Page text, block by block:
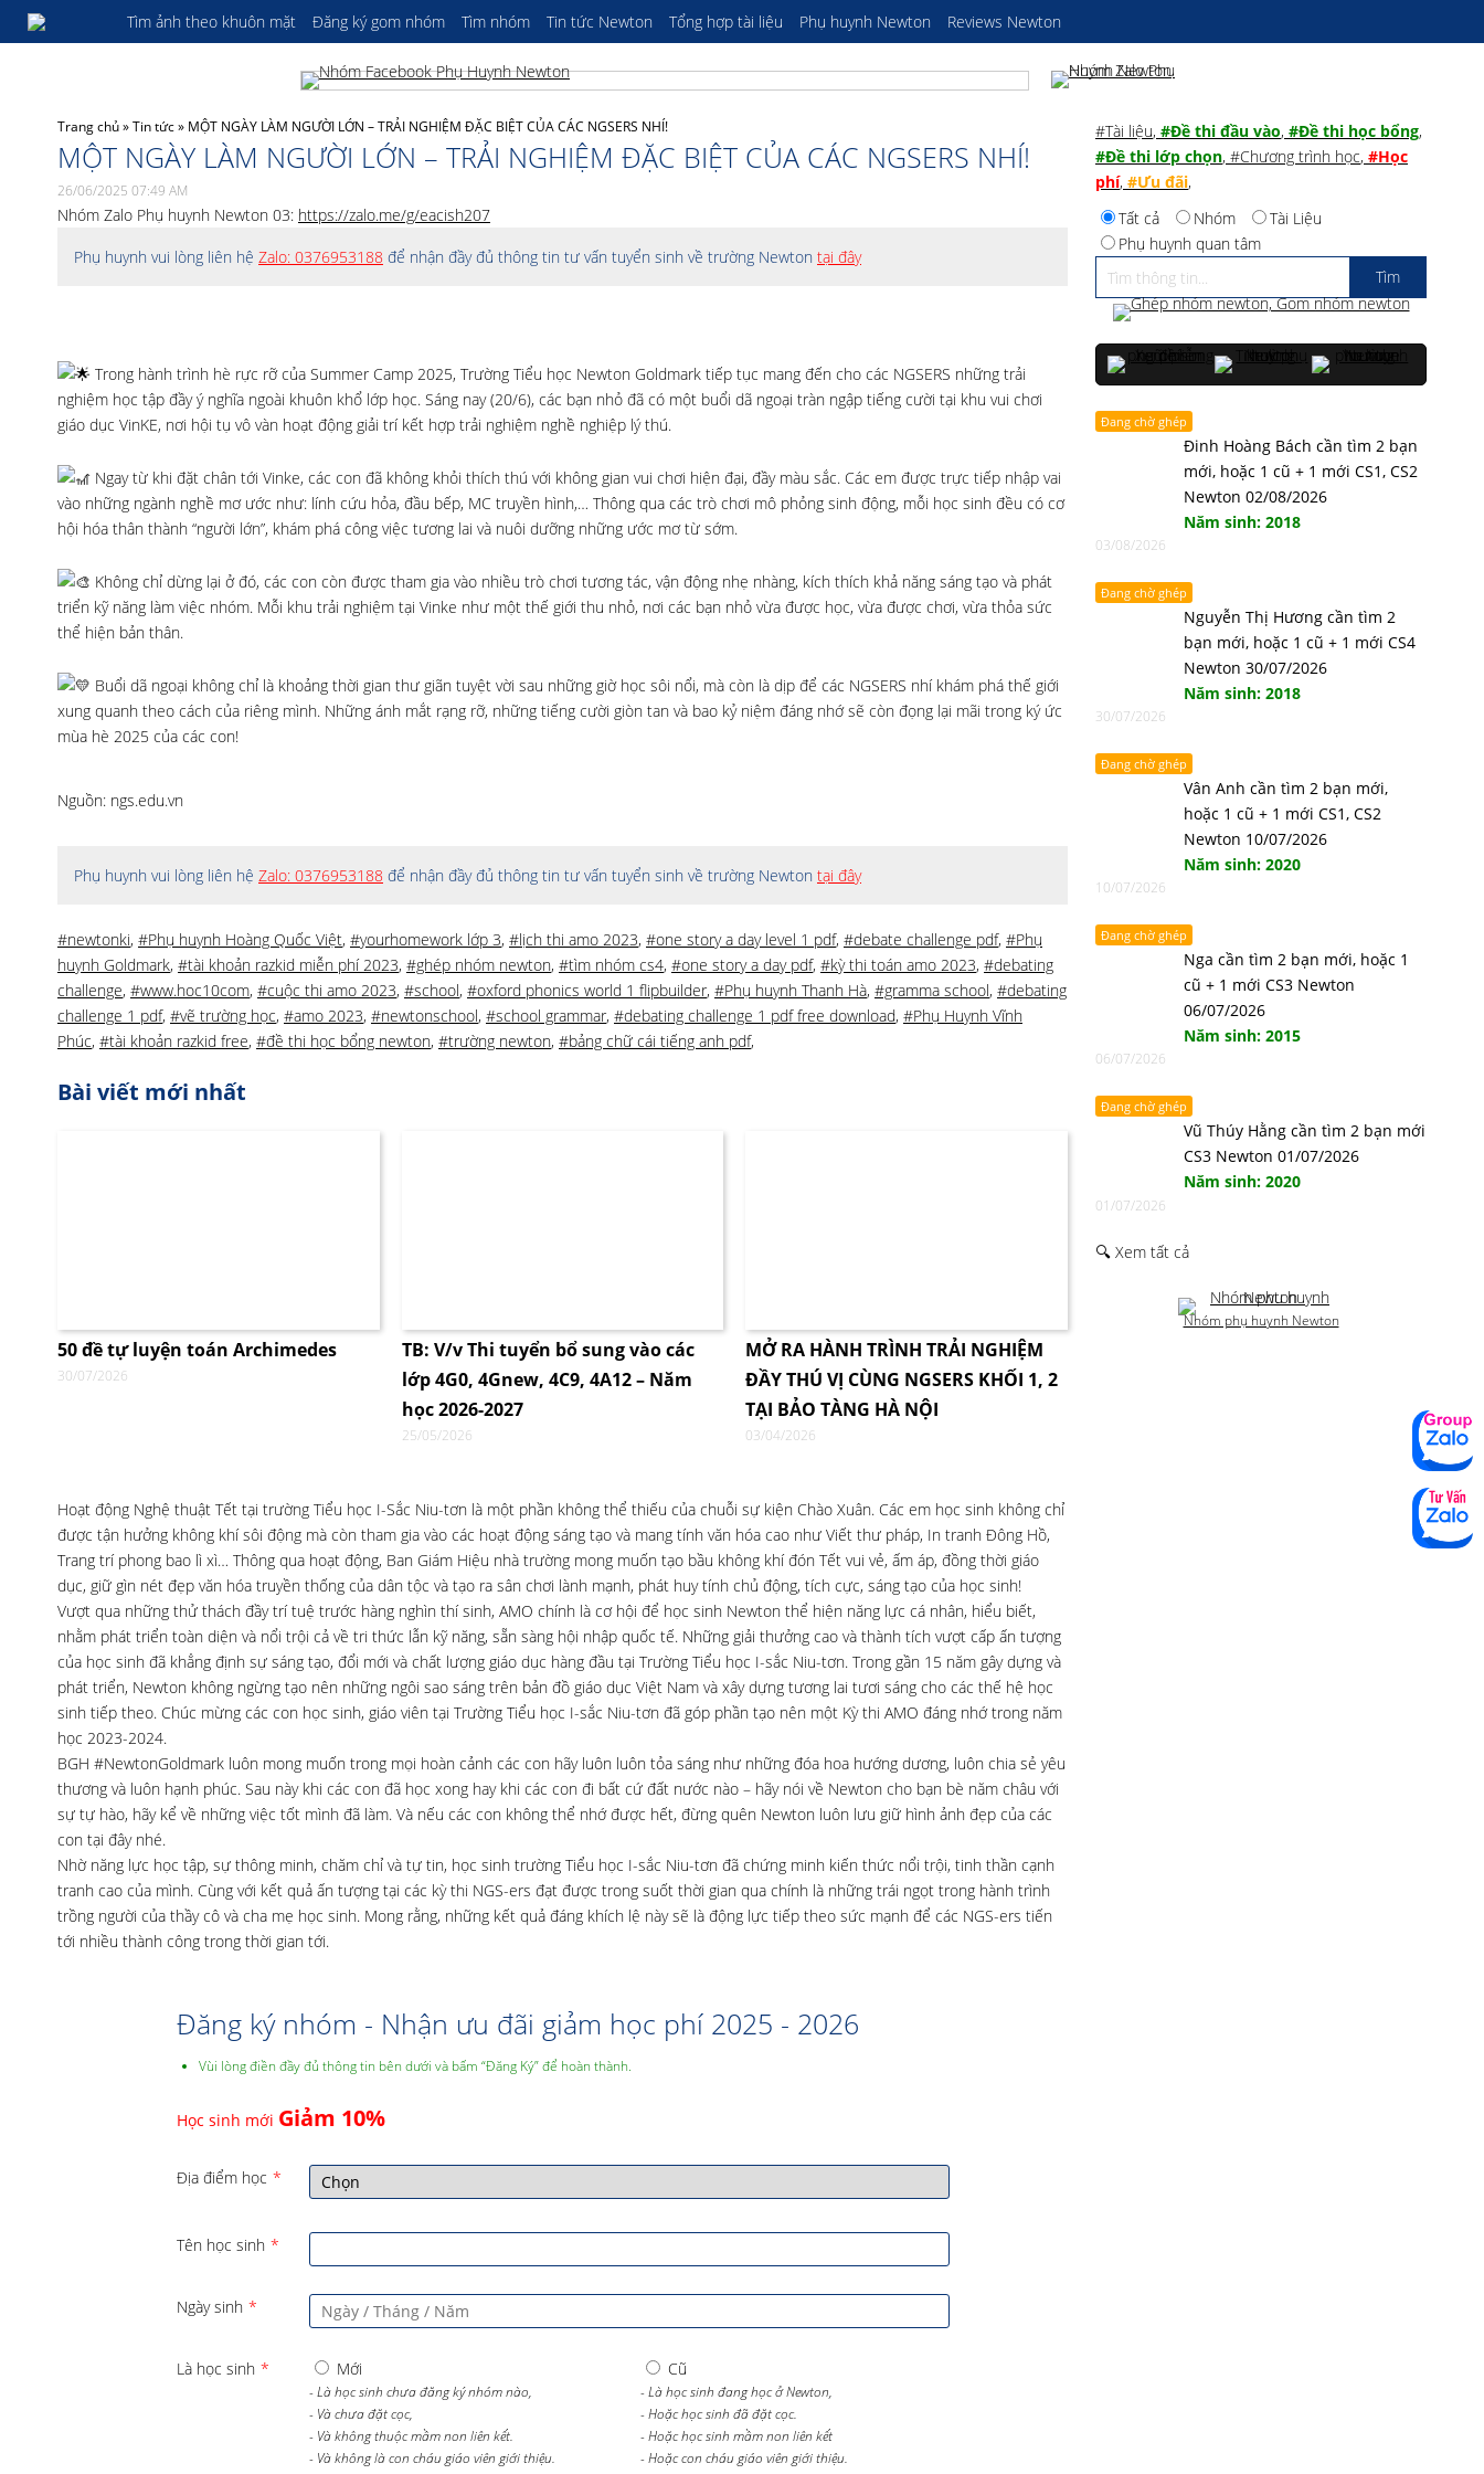
Tìm ảnh theo khuôn mặt Đăng ký gom nhóm Tìm nhóm Tin tức Newton Tổng hợp tài liệu Phụ huynh Newton Reviews Newton
Trang chủ»Tin tức» MỘT NGÀY LÀM NGƯỜI LỚN – TRẢI NGHIỆM ĐẶC BIỆT CỦA CÁC NGSERS NHÍ!
MỘT NGÀY LÀM NGƯỜI LỚN – TRẢI NGHIỆM ĐẶC BIỆT CỦA CÁC NGSERS NHÍ!
26/06/2025 07:49 AM
Nhóm Zalo Phụ huynh Newton 03: https://zalo.me/g/eacish207
Phụ huynh vui lòng liên hệ Zalo: 0376953188 để nhận đầy đủ thông tin tư vấn tuyển sinh về trường Newton tại đây
Trong hành trình hè rực rỡ của Summer Camp 2025, Trường Tiểu học Newton Goldmark tiếp tục mang đến cho các NGSERS những trải
nghiệm học tập đầy ý nghĩa ngoài khuôn khổ lớp học. Sáng nay (20/6), các bạn nhỏ đã có một buổi dã ngoại tràn ngập tiếng cười tại khu vui chơi
giáo dục VinKE, nơi hội tụ vô vàn hoạt động giải trí kết hợp trải nghiệm nghề nghiệp lý thú.
Ngay từ khi đặt chân tới Vinke, các con đã không khỏi thích thú với không gian vui chơi hiện đại, đầy màu sắc. Các em được trực tiếp nhập vai
vào những ngành nghề mơ ước như: lính cứu hỏa, đầu bếp, MC truyền hình,… Thông qua các trò chơi mô phỏng sinh động, mỗi học sinh đều có cơ
hội hóa thân thành “người lớn”, khám phá công việc tương lai và nuôi dưỡng những ước mơ từ sớm.
Không chỉ dừng lại ở đó, các con còn được tham gia vào nhiều trò chơi tương tác, vận động nhẹ nhàng, kích thích khả năng sáng tạo và phát
triển kỹ năng làm việc nhóm. Mỗi khu trải nghiệm tại Vinke như một thế giới thu nhỏ, nơi các bạn nhỏ vừa được học, vừa được chơi, vừa thỏa sức
thể hiện bản thân.
Buổi dã ngoại không chỉ là khoảng thời gian thư giãn tuyệt vời sau những giờ học sôi nổi, mà còn là dịp để các NGSERS nhí khám phá thế giới
xung quanh theo cách của riêng mình. Những ánh mắt rạng rỡ, những tiếng cười giòn tan và bao kỷ niệm đáng nhớ sẽ còn đọng lại mãi trong ký ức
mùa hè 2025 của các con!
Nguồn: ngs.edu.vn
Phụ huynh vui lòng liên hệ Zalo: 0376953188 để nhận đầy đủ thông tin tư vấn tuyển sinh về trường Newton tại đây
#newtonki, #Phụ huynh Hoàng Quốc Việt, #yourhomework lớp 3, #lịch thi amo 2023, #one story a day level 1 pdf, #debate challenge pdf, #Phụ
huynh Goldmark, #tài khoản razkid miễn phí 2023, #ghép nhóm newton, #tìm nhóm cs4, #one story a day pdf, #kỳ thi toán amo 2023, #debating
challenge, #www.hoc10com, #cuộc thi amo 2023, #school, #oxford phonics world 1 flipbuilder, #Phụ huynh Thanh Hà, #gramma school, #debating
challenge 1 pdf, #vẽ trường học, #amo 2023, #newtonschool, #school grammar, #debating challenge 1 pdf free download, #Phụ Huynh Vĩnh
Phúc, #tài khoản razkid free, #đề thi học bổng newton, #trường newton, #bảng chữ cái tiếng anh pdf,
Bài viết mới nhất
50 đề tự luyện toán Archimedes
30/07/2026
TB: V/v Thi tuyển bổ sung vào các
lớp 4G0, 4Gnew, 4C9, 4A12 – Năm
học 2026-2027
25/05/2026
MỞ RA HÀNH TRÌNH TRẢI NGHIỆM
ĐẦY THÚ VỊ CÙNG NGSERS KHỐI 1, 2
TẠI BẢO TÀNG HÀ NỘI
03/04/2026
Hoạt động Nghệ thuật Tết tại trường Tiểu học I-Sắc Niu-tơn là một phần không thể thiếu của chuỗi sự kiện Chào Xuân. Các em học sinh không chỉ
được tận hưởng không khí sôi động mà còn tham gia vào các hoạt động sáng tạo và mang tính văn hóa cao như Viết thư pháp, In tranh Đông Hồ,
Trang trí phong bao lì xì… Thông qua hoạt động, Ban Giám Hiệu nhà trường mong muốn tạo bầu không khí đón Tết vui vẻ, ấm áp, đồng thời giáo
dục, giữ gìn nét đẹp văn hóa truyền thống của dân tộc và tạo ra sân chơi lành mạnh, phát huy tính chủ động, tích cực, sáng tạo của học sinh!
Vượt qua những thử thách đầy trí tuệ trước hàng nghìn thí sinh, AMO chính là cơ hội để học sinh Newton thể hiện năng lực cá nhân, hiểu biết,
nhằm phát triển toàn diện và nổi trội cả về tri thức lẫn kỹ năng, sẵn sàng hội nhập quốc tế. Những giải thưởng cao và thành tích vượt cấp ấn tượng
của học sinh đã khẳng định sự sáng tạo, đổi mới và chất lượng giáo dục hàng đầu tại Trường Tiểu học I-sắc Niu-tơn. Trong gần 15 năm gây dựng và
phát triển, Newton không ngừng tạo nên những ngôi sao sáng trên bản đồ giáo dục Việt Nam và xây dựng tương lai tươi sáng cho các thế hệ học
sinh tiếp theo. Chúc mừng các con học sinh, giáo viên tại Trường Tiểu học I-sắc Niu-tơn đã góp phần tạo nên một Kỳ thi AMO đáng nhớ trong năm
học 2023-2024.
BGH #NewtonGoldmark luôn mong muốn trong mọi hoàn cảnh các con hãy luôn luôn tỏa sáng như những đóa hoa hướng dương, luôn chia sẻ yêu
thương và luôn hạnh phúc. Sau này khi các con đã học xong hay khi các con đi bất cứ đất nước nào – hãy nói về Newton cho bạn bè năm châu với
sự tự hào, hãy kể về những việc tốt mình đã làm. Và nếu các con không thể nhớ được hết, đừng quên Newton luôn lưu giữ hình ảnh đẹp của các
con tại đây nhé.
Nhờ năng lực học tập, sự thông minh, chăm chỉ và tự tin, học sinh trường Tiểu học I-sắc Niu-tơn đã chứng minh kiến thức nổi trội, tinh thần cạnh
tranh cao của mình. Cùng với kết quả ấn tượng tại các kỳ thi NGS-ers đạt được trong suốt thời gian qua chính là những trái ngọt trong hành trình
trồng người của thầy cô và cha mẹ học sinh. Mong rằng, những kết quả đáng khích lệ này sẽ là động lực tiếp theo sức mạnh để các NGS-ers tiến
tới nhiều thành công trong thời gian tới.
Đăng ký nhóm - Nhận ưu đãi giảm học phí 2025 - 2026
Vùi lòng điền đầy đủ thông tin bên dưới và bấm “Đăng Ký” để hoàn thành.
Học sinh mới Giảm 10%
Địa điểm học *
Tên học sinh *
Ngày sinh *
Là học sinh * Mới
- Là học sinh chưa đăng ký nhóm nào,
- Và chưa đặt cọc,
- Và không thuộc mầm non liên kết.
- Và không là con cháu giáo viên giới thiệu.
Cũ
- Là học sinh đang học ở Newton,
- Hoặc học sinh đã đặt cọc.
- Hoặc học sinh mầm non liên kết
- Hoặc con cháu giáo viên giới thiệu.
#Tài liệu, #Đề thi đầu vào, #Đề thi học bổng,
#Đề thi lớp chọn, #Chương trình học, #Học
phí, #Ưu đãi,
Tất cả
Nhóm
Tài Liệu
Phụ huynh quan tâm
Đang chờ ghép
Đinh Hoàng Bách cần tìm 2 bạn
mới, hoặc 1 cũ + 1 mới CS1, CS2
Newton 02/08/2026
Năm sinh: 2018
03/08/2026
Đang chờ ghép
Nguyễn Thị Hương cần tìm 2
bạn mới, hoặc 1 cũ + 1 mới CS4
Newton 30/07/2026
Năm sinh: 2018
30/07/2026
Đang chờ ghép
Vân Anh cần tìm 2 bạn mới,
hoặc 1 cũ + 1 mới CS1, CS2
Newton 10/07/2026
Năm sinh: 2020
10/07/2026
Đang chờ ghép
Nga cần tìm 2 bạn mới, hoặc 1
cũ + 1 mới CS3 Newton
06/07/2026
Năm sinh: 2015
06/07/2026
Đang chờ ghép
Vũ Thúy Hằng cần tìm 2 bạn mới
CS3 Newton 01/07/2026
Năm sinh: 2020
01/07/2026
🔍 Xem tất cả
Nhóm phụ huynh Newton